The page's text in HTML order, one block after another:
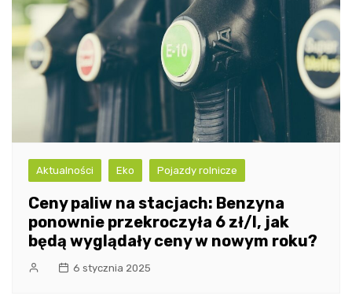
Aktualności Eko Pojazdy rolnicze
Ceny paliw na stacjach: Benzyna
ponownie przekroczyła 6 zł/l, jak
będą wyglądały ceny w nowym roku?
6 stycznia 2025